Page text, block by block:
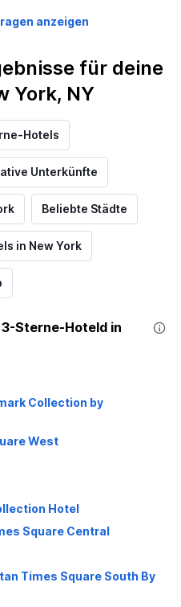
anzeigen
für deine
York, NY
Hotels
Unterkünfte
Beliebte Städte
in New York
Sterne-Hoteld in
Collection by
West
Hotel
Square Central
Times Square South By